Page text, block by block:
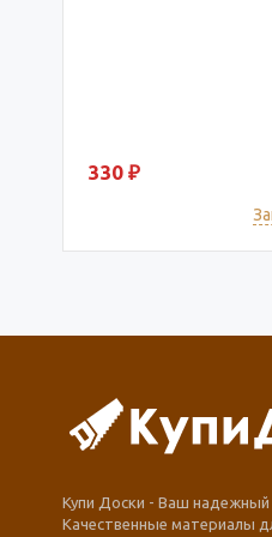
330 ₽
Купи Доски - Ваш надежный
Качественные материалы